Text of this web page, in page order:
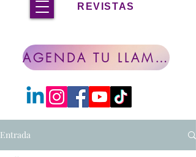
REVISTAS
AGENDA TU LLAMADA
Entrada